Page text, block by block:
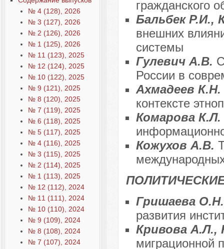
№ 4 (128), 2026
№ 3 (127), 2026
№ 2 (126), 2026
№ 1 (125), 2026
№ 11 (123), 2025
№ 12 (124), 2025
№ 10 (122), 2025
№ 9 (121), 2025
№ 8 (120), 2025
№ 7 (119), 2025
№ 6 (118), 2025
№ 5 (117), 2025
№ 4 (116), 2025
№ 3 (115), 2025
№ 2 (114), 2025
№ 1 (113), 2025
№ 12 (112), 2024
№ 11 (111), 2024
№ 10 (110), 2024
№ 9 (109), 2024
№ 8 (108), 2024
№ 7 (107), 2024
гражданского
Бальбек Р.И.,
внешних
системы
Гулевич А.В.
России в
Ахмадеев К.Н.
контексте
Комарова К.Л.
Кожухов А.В.
Гришаева
развития
Кривова А.Л.,
миграционной